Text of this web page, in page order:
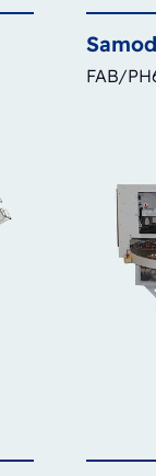
FAB/